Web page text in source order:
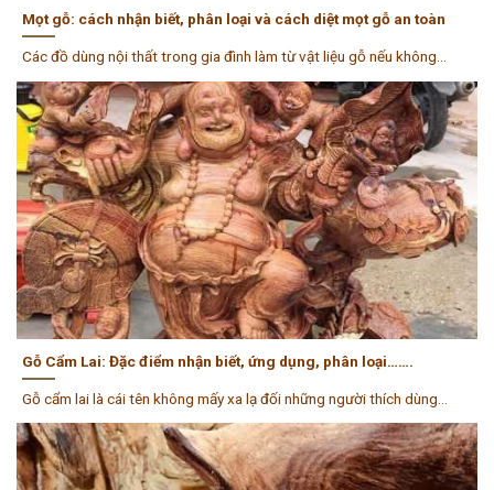
Mọt gỗ: cách nhận biết, phân loại và cách diệt mọt gỗ an toàn
Các đồ dùng nội thất trong gia đình làm từ vật liệu gỗ nếu không...
Gỗ Cẩm Lai: Đặc điểm nhận biết, ứng dụng, phân loại…….
Gỗ cẩm lai là cái tên không mấy xa lạ đối những người thích dùng...